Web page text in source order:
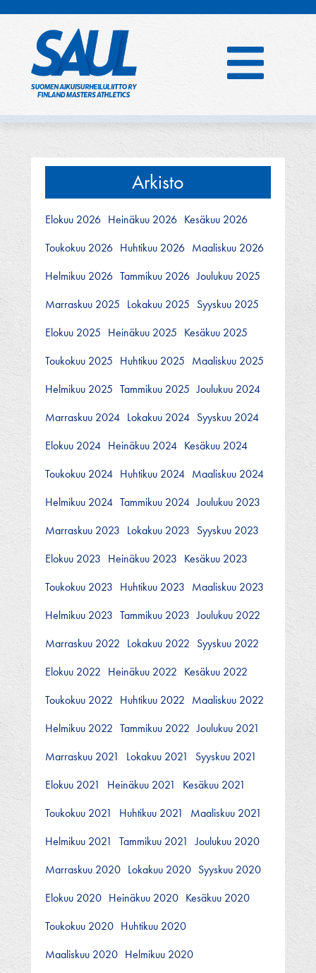
Arkisto
Elokuu 2026 Heinäkuu 2026 Kesäkuu 2026
Toukokuu 2026 Huhtikuu 2026 Maaliskuu 2026
Helmikuu 2026 Tammikuu 2026 Joulukuu 2025
Marraskuu 2025 Lokakuu 2025 Syyskuu 2025
Elokuu 2025 Heinäkuu 2025 Kesäkuu 2025
Toukokuu 2025 Huhtikuu 2025 Maaliskuu 2025
Helmikuu 2025 Tammikuu 2025 Joulukuu 2024
Marraskuu 2024 Lokakuu 2024 Syyskuu 2024
Elokuu 2024 Heinäkuu 2024 Kesäkuu 2024
Toukokuu 2024 Huhtikuu 2024 Maaliskuu 2024
Helmikuu 2024 Tammikuu 2024 Joulukuu 2023
Marraskuu 2023 Lokakuu 2023 Syyskuu 2023
Elokuu 2023 Heinäkuu 2023 Kesäkuu 2023
Toukokuu 2023 Huhtikuu 2023 Maaliskuu 2023
Helmikuu 2023 Tammikuu 2023 Joulukuu 2022
Marraskuu 2022 Lokakuu 2022 Syyskuu 2022
Elokuu 2022 Heinäkuu 2022 Kesäkuu 2022
Toukokuu 2022 Huhtikuu 2022 Maaliskuu 2022
Helmikuu 2022 Tammikuu 2022 Joulukuu 2021
Marraskuu 2021
Lokakuu 2021
Syyskuu 2021
Elokuu 2021
Heinäkuu 2021
Kesäkuu 2021
Toukokuu 2021
Huhtikuu 2021
Maaliskuu 2021
Helmikuu 2021
Tammikuu 2021
Joulukuu 2020
Marraskuu 2020 Lokakuu 2020 Syyskuu 2020
Elokuu 2020 Heinäkuu 2020 Kesäkuu 2020
Toukokuu 2020 Huhtikuu 2020
Maaliskuu 2020 Helmikuu 2020